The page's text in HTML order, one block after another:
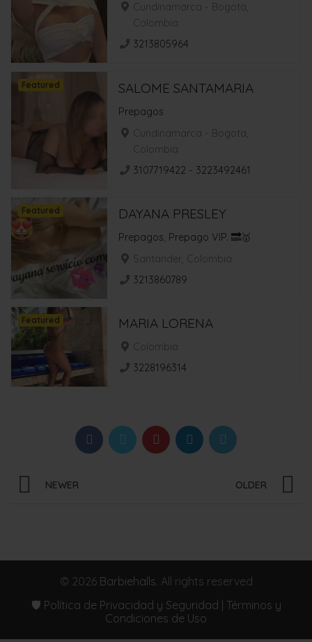
Cundinamarca - Bogota,
Colombia
3213805964
Featured SALOME SANTAMARIA
Prepagos
Cundinamarca - Bogota,
Colombia
3107719422 - 3223492461
Featured DAYANA PRESLEY
Prepagos Prepago VIP. 🔜🥇
Santander, Colombia
3213860789
Featured MARIA LORENA
Colombia
3228196314
NEWER OLDER
© 2026 Barbiehalls. All rights reserved
🛡️ Política de Privacidad y Seguridad | Términos y
Condiciones de Uso